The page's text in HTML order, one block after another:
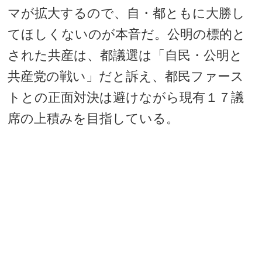
マが拡大するので、自・都ともに大勝し
てほしくないのが本音だ。公明の標的と
された共産は、都議選は「自民・公明と
共産党の戦い」だと訴え、都民ファース
トとの正面対決は避けながら現有１７議
席の上積みを目指している。